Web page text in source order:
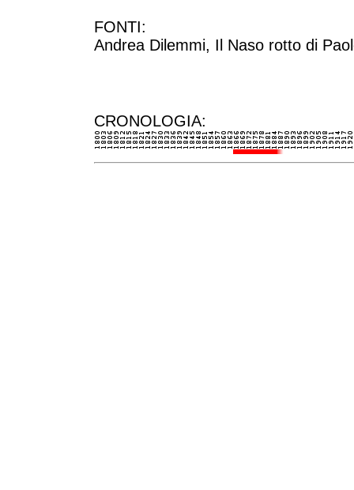
FONTI:
Andrea Dilemmi, Il Naso rotto di
CRONOLOGIA: